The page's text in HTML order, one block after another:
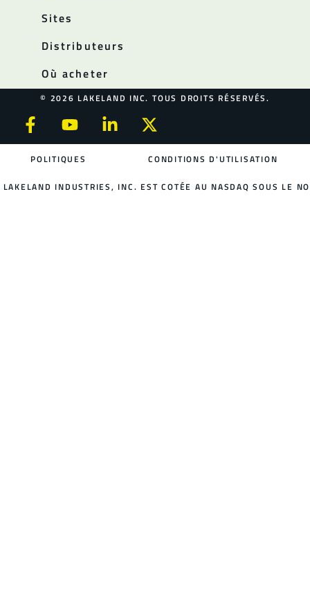
Sites
Distributeurs
Où acheter
© 2026 LAKELAND INC. TOUS DROITS RÉSERVÉS.
POLITIQUES CONDITIONS D'UTILISATION
LAKELAND INDUSTRIES, INC. EST COTÉE AU NASDAQ SOUS LE